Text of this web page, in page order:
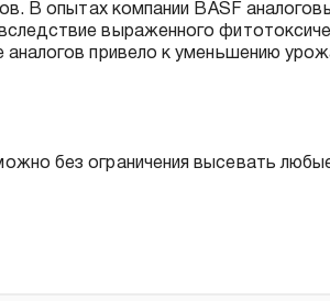
В опытах компании BASF
выраженного
привело к уменьшению
без ограничения высевать